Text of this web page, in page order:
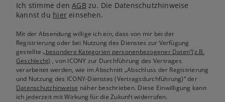
Ich stimme denAGB zu. Die Datenschutzhinweise
kannst du hiereinsehen.
Mit der Absendung willige ich ein, dass von mir bei der
Registrierung oder bei Nutzung des Dienstes zur Verfügung
gestellte„besondere Kategorien personenbezogener Daten“(z.B.
Geschlecht) , von ICONY zur Durchführung des Vertrages
verarbeitet werden, wie im Abschnitt „Abschluss der Registrierung
und Nutzung des ICONY-Dienstes (Vertragsdurchführung)“ der
Datenschutzhinweise näher beschrieben. Diese Einwilligung kann
ich jederzeit mit Wirkung für die Zukunft widerrufen.